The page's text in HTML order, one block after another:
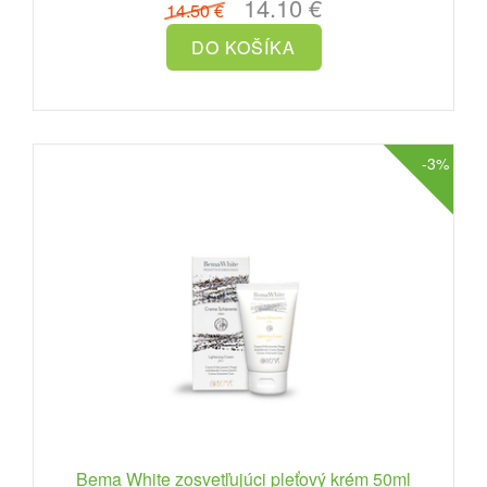
14.50 €
-3%
Bema White zosvetľujúci pleťový krém 50ml